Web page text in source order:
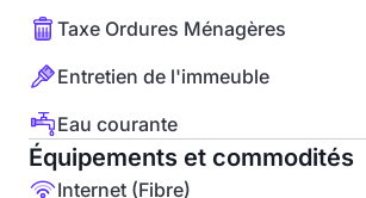
Taxe Ordures Ménagères
Entretien de l'immeuble
Eau courante
Équipements et commodités
Internet (Fibre)